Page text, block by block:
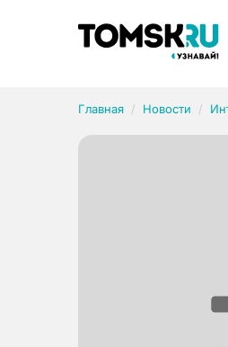
Главная Новости
Рубрики